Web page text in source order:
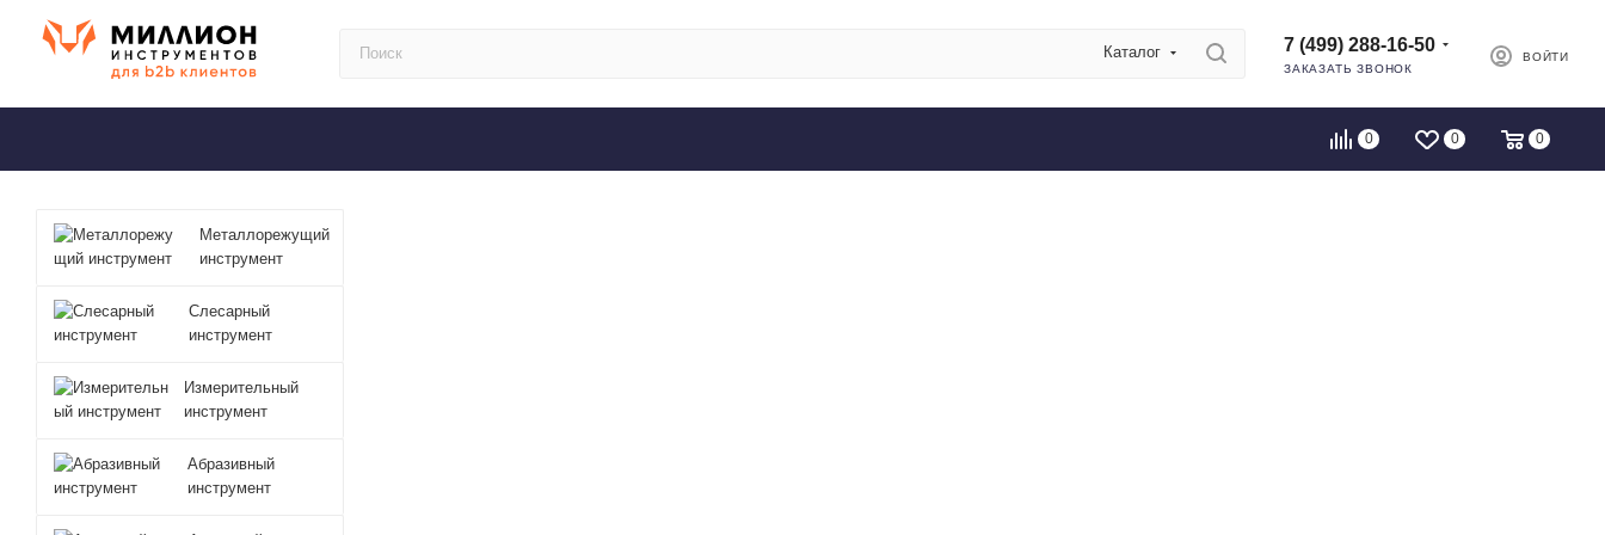
Каталог 7 (499) 288-16-50
ЗАКАЗАТЬ ЗВОНОК
ВОЙТИ
0 0 0
Металлорежущий
инструмент
Слесарный
инструмент
Измерительный
инструмент
Абразивный
инструмент